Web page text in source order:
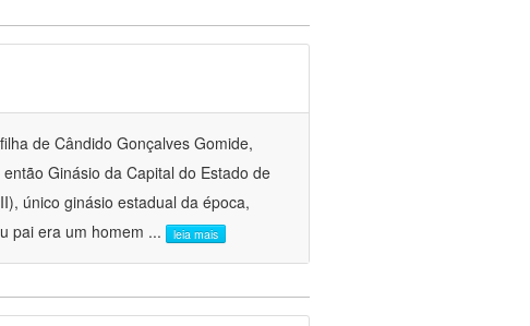
de Cândido Gonçalves Gomide,
Ginásio da Capital do Estado de
único ginásio estadual da época,
pai era um homem ... leia mais